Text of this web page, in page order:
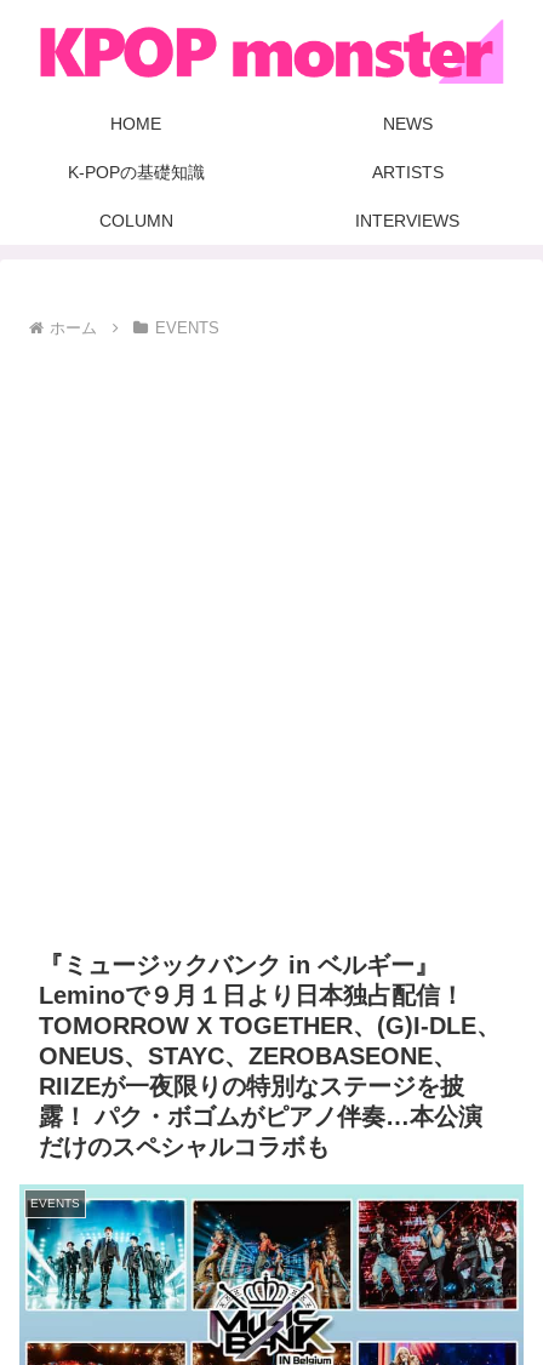
HOME NEWS
K-POPの基礎知識 ARTISTS
COLUMN INTERVIEWS
ホーム EVENTS
『ミュージックバンク in ベルギー』
Leminoで９月１日より日本独占配信！
TOMORROW X TOGETHER、(G)I-DLE、
ONEUS、STAYC、ZEROBASEONE、
RIIZEが一夜限りの特別なステージを披
露！ パク・ボゴムがピアノ伴奏…本公演
だけのスペシャルコラボも
EVENTS